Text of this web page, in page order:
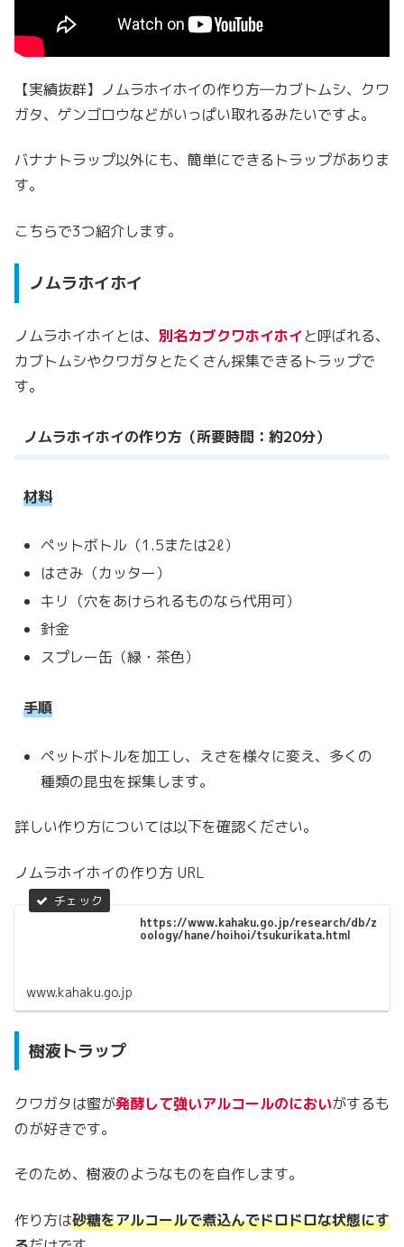
【実績抜群】ノムラホイホイの作り方―カブトムシ、クワ
ガタ、ゲンゴロウなどがいっぱい取れるみたいですよ。
バナナトラップ以外にも、簡単にできるトラップがありま
す。
こちらで3つ紹介します。
ノムラホイホイ
ノムラホイホイとは、 別名カブクワホイホイと呼ばれる、
カブトムシやクワガタとたくさん採集できるトラップで
す。
ノムラホイホイの作り方（所要時間：約20分）
材料
ペットボトル（1.5または2ℓ）
はさみ（カッター）
キリ（穴をあけられるものなら代用可）
針金
スプレー缶（緑・茶色）
手順
ペットボトルを加工し、えさを様々に変え、多くの
種類の昆虫を採集します。
詳しい作り方については以下を確認ください。
ノムラホイホイの作り方 URL
https://www.kahaku.go.jp/research/db/z
oology/hane/hoihoi/tsukurikata.html
www.kahaku.go.jp
樹液トラップ
クワガタは蜜が発酵して強いアルコールのにおいがするも
のが好きです。
そのため、樹液のようなものを自作します。
作り方は砂糖をアルコールで煮込んでドロドロな状態にす